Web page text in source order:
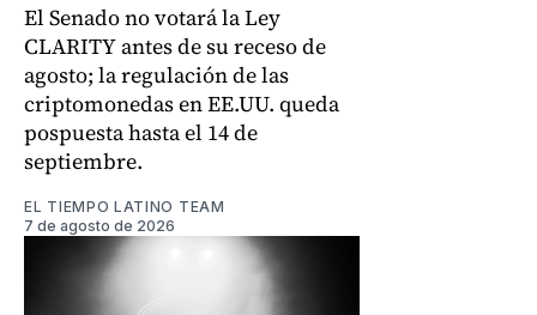
El Senado no votará la Ley
CLARITY antes de su receso de
agosto; la regulación de las
criptomonedas en EE.UU. queda
pospuesta hasta el 14 de
septiembre.
EL TIEMPO LATINO TEAM
7 de agosto de 2026